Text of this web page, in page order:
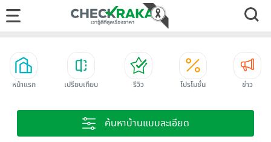
หน้าแรก เปรียบเทียบ รีวิว โปรโมชั่น ข่าว
ค้นหาบ้านแบบละเอียด